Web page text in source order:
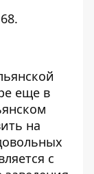
еще в
на
с